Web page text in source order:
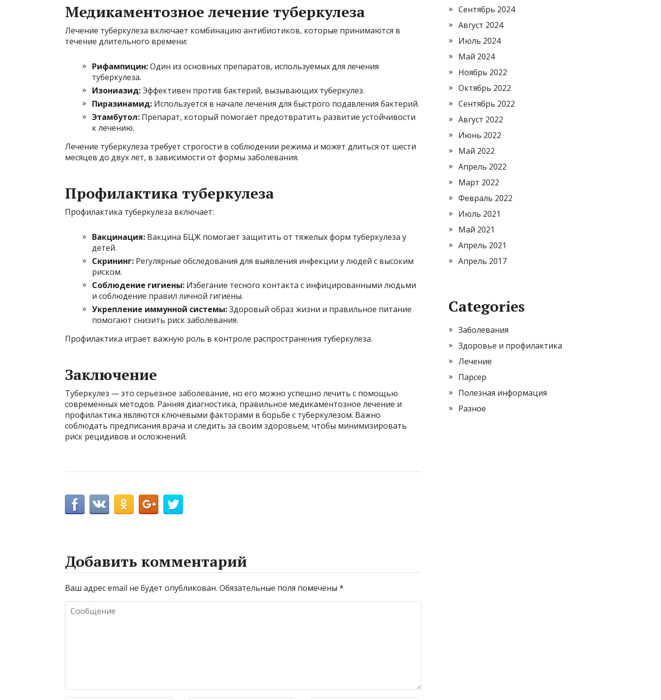
Медикаментозное лечение туберкулеза
Лечение туберкулеза включает комбинацию антибиотиков, которые принимаются в
течение длительного времени:
Рифампицин:Один из основных препаратов, используемых для лечения
туберкулеза.
Изониазид:Эффективен против бактерий, вызывающих туберкулез.
Пиразинамид: Используется в начале лечения для быстрого подавления бактерий.
Этамбутол: Препарат, который помогает предотвратить развитие устойчивости
к лечению.
Лечение туберкулеза требует строгости в соблюдении режима и может длиться от шести
месяцев до двух лет, в зависимости от формы заболевания.
Профилактика туберкулеза
Профилактика туберкулеза включает:
Вакцинация: Вакцина БЦЖ помогает защитить от тяжелых форм туберкулеза у
детей.
Скрининг: Регулярные обследования для выявления инфекции у людей с высоким
риском.
Соблюдение гигиены: Избегание тесного контакта с инфицированными людьми
и соблюдение правил личной гигиены.
Укрепление иммунной системы:Здоровый образ жизни и правильное питание
помогают снизить риск заболевания.
Профилактика играет важную роль в контроле распространения туберкулеза.
Заключение
Туберкулез — это серьезное заболевание, но его можно успешно лечить с помощью
современных методов. Ранняя диагностика, правильное медикаментозное лечение и
профилактика являются ключевыми факторами в борьбе с туберкулезом. Важно
соблюдать предписания врача и следить за своим здоровьем, чтобы минимизировать
риск рецидивов и осложнений.
Добавить комментарий
Ваш адрес email не будет опубликован. Обязательные поля помечены *
Сентябрь 2024
Август 2024
Июль 2024
Май 2024
Ноябрь 2022
Октябрь 2022
Сентябрь 2022
Август 2022
Июнь 2022
Май 2022
Апрель 2022
Март 2022
Февраль 2022
Июль 2021
Май 2021
Апрель 2021
Апрель 2017
Categories
Заболевания
Здоровье и профилактика
Лечение
Парсер
Полезная информация
Разное